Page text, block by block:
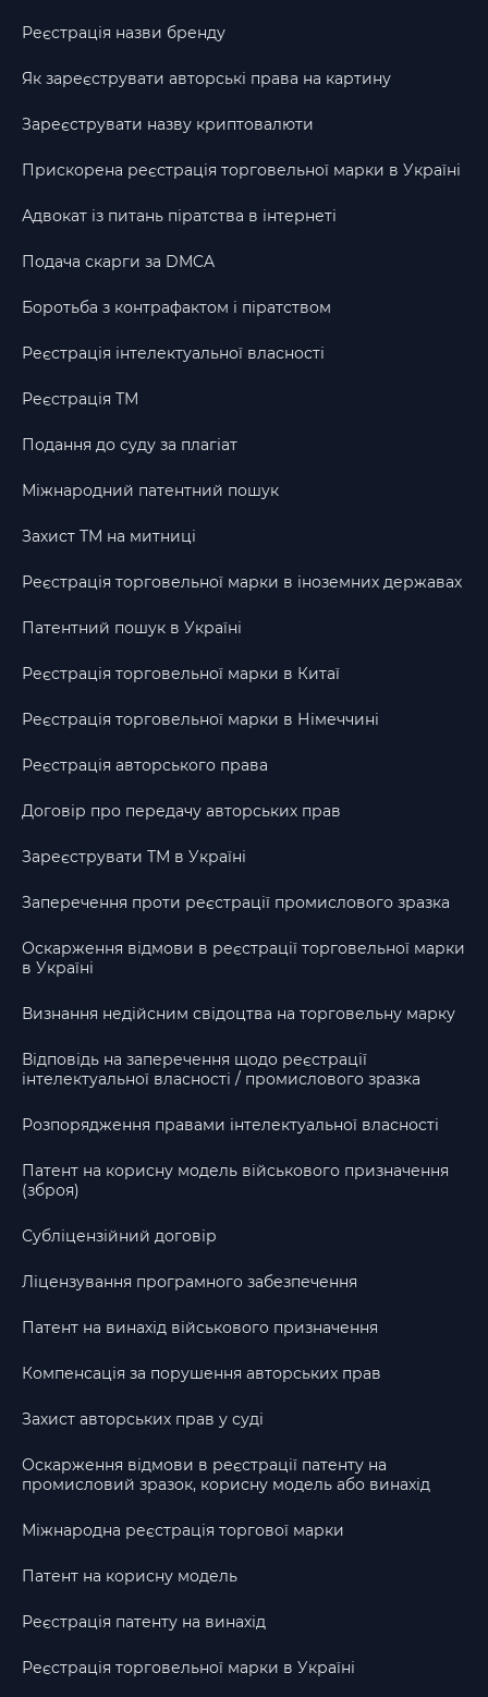
Реєстрація назви бренду
Як зареєструвати авторські права на картину
Зареєструвати назву криптовалюти
Прискорена реєстрація торговельної марки в Україні
Адвокат із питань піратства в інтернеті
Подача скарги за DMCA
Боротьба з контрафактом і піратством
Реєстрація інтелектуальної власності
Реєстрація ТМ
Подання до суду за плагіат
Міжнародний патентний пошук
Захист ТМ на митниці
Реєстрація торговельної марки в іноземних державах
Патентний пошук в Україні
Реєстрація торговельної марки в Китаї
Реєстрація торговельної марки в Німеччині
Реєстрація авторського права
Договір про передачу авторських прав
Зареєструвати ТМ в Україні
Заперечення проти реєстрації промислового зразка
Оскарження відмови в реєстрації торговельної марки
в Україні
Визнання недійсним свідоцтва на торговельну марку
Відповідь на заперечення щодо реєстрації
інтелектуальної власності / промислового зразка
Розпорядження правами інтелектуальної власності
Патент на корисну модель військового призначення
(зброя)
Субліцензійний договір
Ліцензування програмного забезпечення
Патент на винахід військового призначення
Компенсація за порушення авторських прав
Захист авторських прав у суді
Оскарження відмови в реєстрації патенту на
промисловий зразок, корисну модель або винахід
Міжнародна реєстрація торгової марки
Патент на корисну модель
Реєстрація патенту на винахід
Реєстрація торговельної марки в Україні